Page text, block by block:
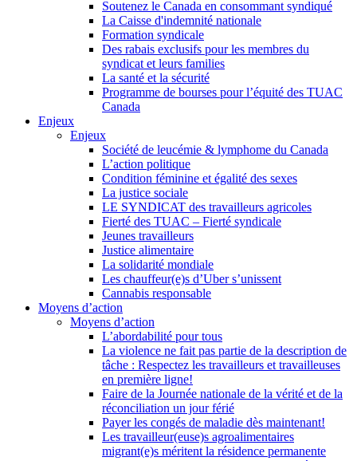
Soutenez le Canada en consommant syndiqué
La Caisse d'indemnité nationale
Formation syndicale
Des rabais exclusifs pour les membres du
syndicat et leurs families
La santé et la sécurité
Programme de bourses pour l’équité des TUAC
Canada
Enjeux
Enjeux
Société de leucémie & lymphome du Canada
L’action politique
Condition féminine et égalité des sexes
La justice sociale
LE SYNDICAT des travailleurs agricoles
Fierté des TUAC – Fierté syndicale
Jeunes travailleurs
Justice alimentaire
La solidarité mondiale
Les chauffeur(e)s d’Uber s’unissent
Cannabis responsable
Moyens d’action
Moyens d’action
L’abordabilité pour tous
La violence ne fait pas partie de la description de
tâche : Respectez les travailleurs et travailleuses
en première ligne!
Faire de la Journée nationale de la vérité et de la
réconciliation un jour férié
Payer les congés de maladie dès maintenant!
Les travailleur(euse)s agroalimentaires
migrant(e)s méritent la résidence permanente